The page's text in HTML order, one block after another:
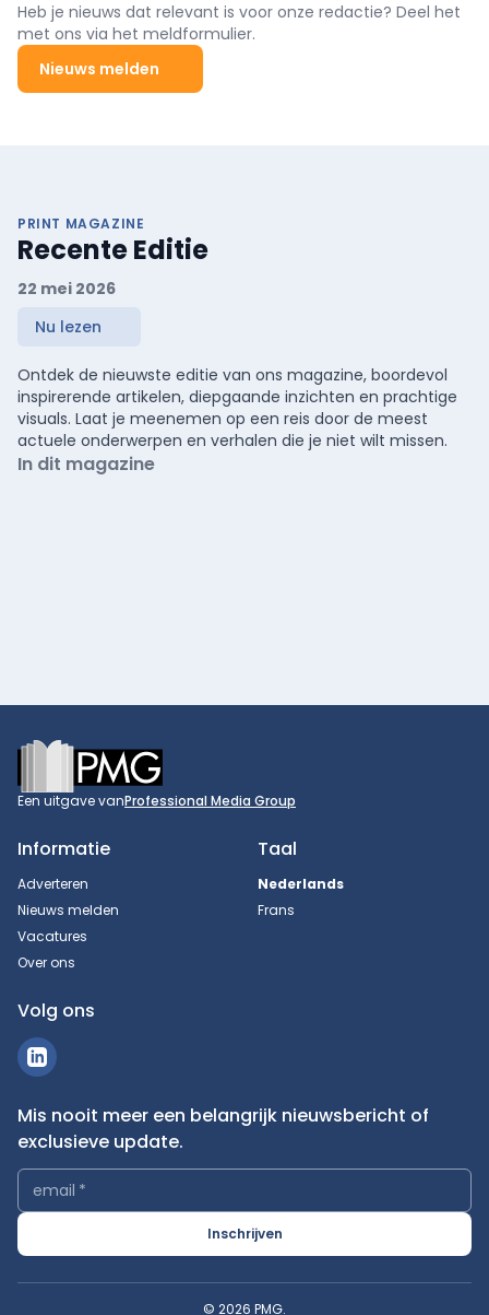
Heb je nieuws dat relevant is voor onze redactie? Deel het
met ons via het meldformulier.
Nieuws melden
PRINT MAGAZINE
Recente Editie
22 mei 2026
Nu lezen
Ontdek de nieuwste editie van ons magazine, boordevol
inspirerende artikelen, diepgaande inzichten en prachtige
visuals. Laat je meenemen op een reis door de meest
actuele onderwerpen en verhalen die je niet wilt missen.
In dit magazine
Footer
Een uitgave vanProfessional Media Group
Informatie
Adverteren
Nieuws melden
Vacatures
Over ons
Taal
Nederlands
Frans
Volg ons
Mis nooit meer een belangrijk nieuwsbericht of
exclusieve update.
email *
Inschrijven
© 2026 PMG.